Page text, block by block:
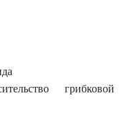
грибковой